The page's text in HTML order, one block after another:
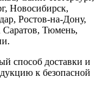
Новосибирск,
Ростов-на-Дону,
Тюмень,
способ доставки и
к безопасной